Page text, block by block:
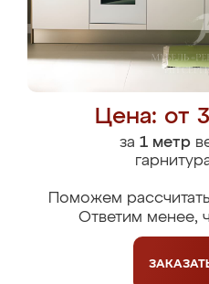
Цена: от
за 1 метр
Поможем
Ответим менее,